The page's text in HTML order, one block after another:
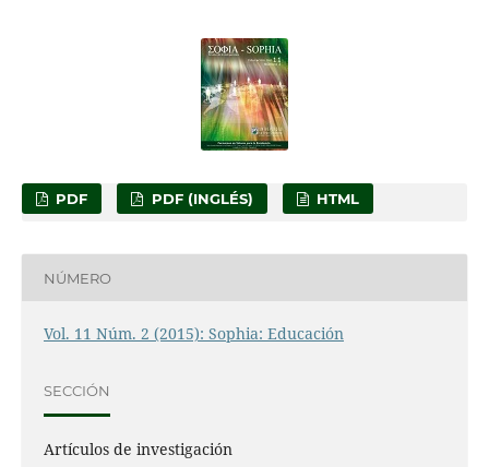
PDF PDF (INGLÉS) HTML
NÚMERO
Vol. 11 Núm. 2 (2015): Sophia: Educación
SECCIÓN
Artículos de investigación